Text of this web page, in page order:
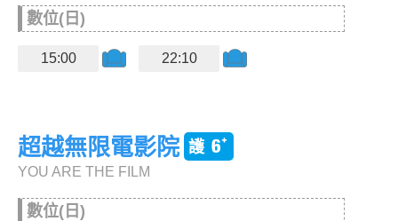
數位(日)
15:00 22:10
超越無限電影院
YOU ARE THE FILM
數位(日)